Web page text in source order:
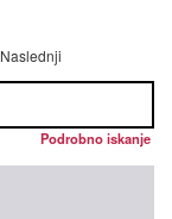
Naslednji
Podrobno iskanje